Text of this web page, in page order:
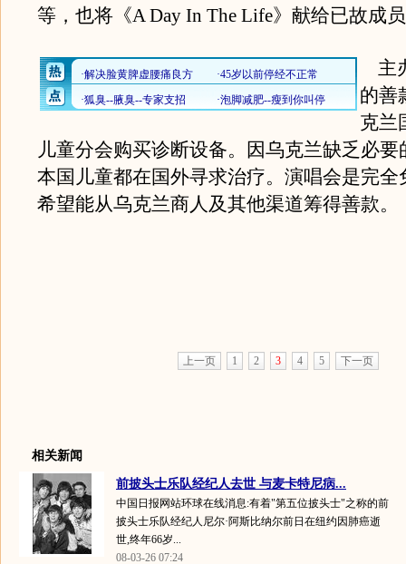
等，也将《A Day In The Life》献给已故成
主
的善
克兰
儿童分会购买诊断设备。因乌克兰缺乏必要
本国儿童都在国外寻求治疗。演唱会是完全
希望能从乌克兰商人及其他渠道筹得善款。
上一页 1 2 3 4 5 下一页
相关新闻
前披头士乐队经纪人去世 与麦卡特尼病...
中国日报网站环球在线消息:有着"第五位披头士"之称的前
披头士乐队经纪人尼尔·阿斯比纳尔前日在纽约因肺癌逝
世,终年66岁...
08-03-26 07:24